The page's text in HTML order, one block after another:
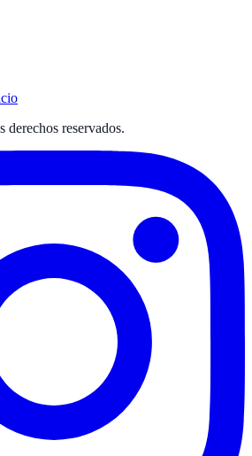
derechos reservados.